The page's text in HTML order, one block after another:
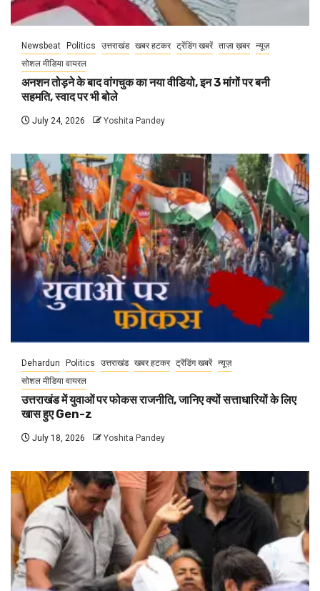
Newsbeat Politics उत्तराखंड खबर हटकर ट्रेंडिंग खबरें ताज़ा ख़बर न्यूज़
सोशल मीडिया वायरल
अनशन तोड़ने के बाद वांगचुक का नया वीडियो, इन 3 मांगों पर बनी
सहमति, स्वाद पर भी बोले
July 24, 2026 Yoshita Pandey
Dehardun Politics उत्तराखंड खबर हटकर ट्रेंडिंग खबरें न्यूज़
सोशल मीडिया वायरल
उत्तराखंड में युवाओं पर फोकस राजनीति, जानिए क्यों सत्ताधारियों के लिए
खास हुए Gen-z
July 18, 2026 Yoshita Pandey